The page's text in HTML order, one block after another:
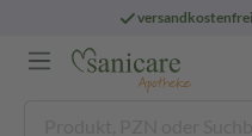
versandkostenfrei